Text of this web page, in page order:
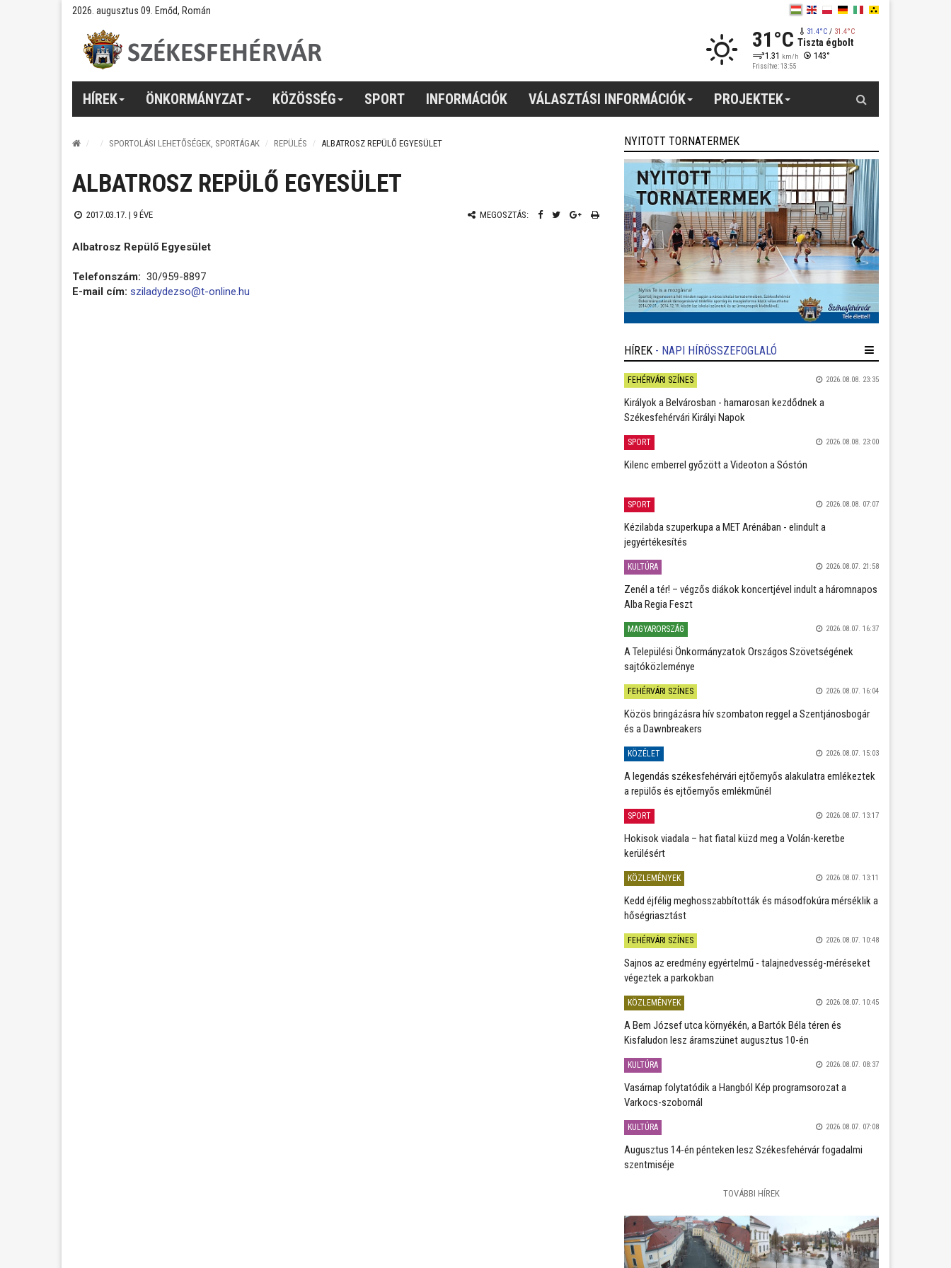
2026. augusztus 09. Emőd, Román
31°C 31.4°C/ 31.4°C
Tiszta égbolt
1.31 km/h 143°
Frissítve: 13:55
HÍREK ÖNKORMÁNYZAT KÖZÖSSÉG SPORT INFORMÁCIÓK VÁLASZTÁSI INFORMÁCIÓK PROJEKTEK
SPORTOLÁSI LEHETŐSÉGEK, SPORTÁGAK REPÜLÉS ALBATROSZ REPÜLŐ EGYESÜLET
ALBATROSZ REPÜLŐ EGYESÜLET
2017.03.17. | 9 ÉVE MEGOSZTÁS:
Albatrosz Repülő Egyesület
Telefonszám: 30/959-8897
E-mail cím: sziladydezso@t-online.hu
NYITOTT TORNATERMEK
HÍREK - NAPI HÍRÖSSZEFOGLALÓ
FEHÉRVÁRI SZÍNES 2026.08.08. 23:35
Királyok a Belvárosban - hamarosan kezdődnek a
Székesfehérvári Királyi Napok
SPORT 2026.08.08. 23:00
Kilenc emberrel győzött a Videoton a Sóstón
SPORT 2026.08.08. 07:07
Kézilabda szuperkupa a MET Arénában - elindult a
jegyértékesítés
KULTÚRA 2026.08.07. 21:58
Zenél a tér! – végzős diákok koncertjével indult a háromnapos
Alba Regia Feszt
MAGYARORSZÁG 2026.08.07. 16:37
A Települési Önkormányzatok Országos Szövetségének
sajtóközleménye
FEHÉRVÁRI SZÍNES 2026.08.07. 16:04
Közös bringázásra hív szombaton reggel a Szentjánosbogár
és a Dawnbreakers
KÖZÉLET 2026.08.07. 15:03
A legendás székesfehérvári ejtőernyős alakulatra emlékeztek
a repülős és ejtőernyős emlékműnél
SPORT 2026.08.07. 13:17
Hokisok viadala – hat fiatal küzd meg a Volán-keretbe
kerülésért
KÖZLEMÉNYEK 2026.08.07. 13:11
Kedd éjfélig meghosszabbították és másodfokúra mérséklik a
hőségriasztást
FEHÉRVÁRI SZÍNES 2026.08.07. 10:48
Sajnos az eredmény egyértelmű - talajnedvesség-méréseket
végeztek a parkokban
KÖZLEMÉNYEK 2026.08.07. 10:45
A Bem József utca környékén, a Bartók Béla téren és
Kisfaludon lesz áramszünet augusztus 10-én
KULTÚRA 2026.08.07. 08:37
Vasárnap folytatódik a Hangból Kép programsorozat a
Varkocs-szobornál
KULTÚRA 2026.08.07. 07:08
Augusztus 14-én pénteken lesz Székesfehérvár fogadalmi
szentmiséje
TOVÁBBI HÍREK